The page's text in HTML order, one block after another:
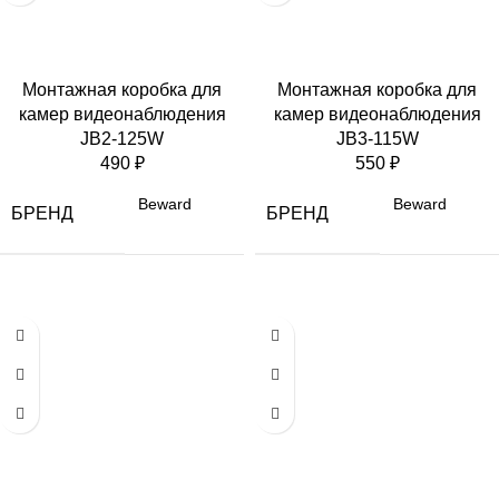
Монтажная коробка для
камер видеонаблюдения
JB2-125W
490 ₽
БРЕНД Beward
Монтажная коробка для
камер видеонаблюдения
JB3-115W
550 ₽
БРЕНД Beward